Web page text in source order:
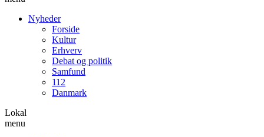
Nyheder
Forside
Kultur
Erhverv
Debat og politik
Samfund
112
Danmark
Lokal
menu